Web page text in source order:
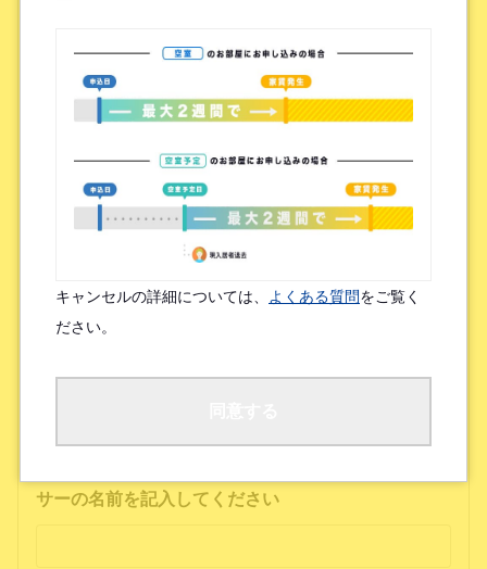
ボーダレスハウスを知ったきっかけ *
検索エンジン（Google／Yahoo! など）
広告を見て（Google広告／SNS広告 など）
物件ポータルサイト
ブログやWeb記事を読んで
友人/知人からの口コミ
所属先からの紹介
SNSインフルエンサーの投稿を見た
サーの名前を記入してください
キャンセルの詳細については、 よくある質問をご覧く
ださい。